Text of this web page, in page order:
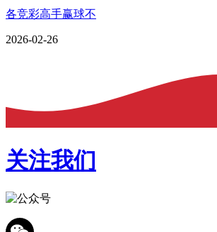
各竞彩高手赢球不
2026-02-26
关注我们